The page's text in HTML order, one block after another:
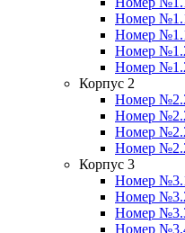
Номер
Номер
Номер
Номер
Корпус 2
Номер
Номер
Номер
Номер
Корпус 3
Номер
Номер
Номер
Номер